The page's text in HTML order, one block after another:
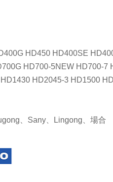
HD450 HD400SE
HD700-5NEW HD700-
HD2045-3 HD1500
、Sany、Lingong、場合